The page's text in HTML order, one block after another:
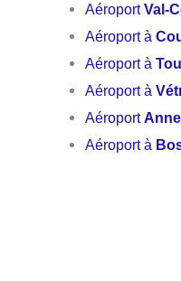
AéroportVal-
Aéroport à
Aéroport à
Aéroport à
Aéroport
Aéroport à